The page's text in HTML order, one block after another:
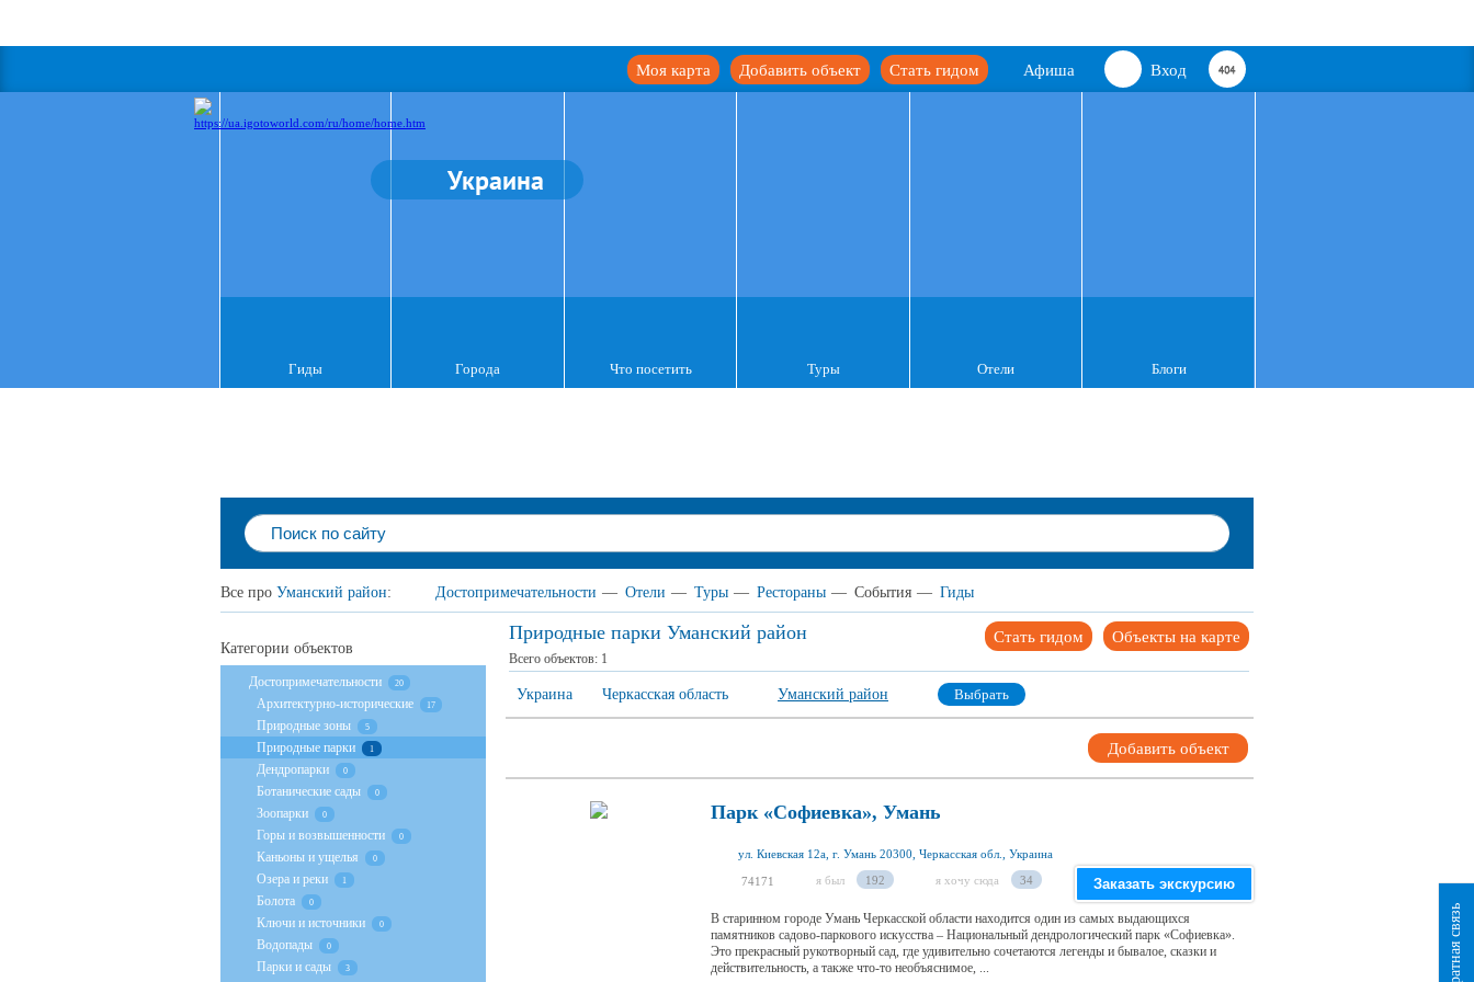
Вход
Афиша
Стать гидом
Добавить объект
Моя карта
Украина
Гиды Города Что посетить Туры Отели Блоги
Все про Уманский район: Достопримечательности — Отели — Туры — Рестораны — События — Гиды
Природные парки Уманский район Объекты на карте
Стать гидом
Всего объектов: 1
Украина Черкасская область Уманский район Выбрать
Добавить объект
Парк «Софиевка», Умань
ул. Киевская 12а, г. Умань 20300, Черкасская обл., Украина
74171 я был 192 я хочу сюда 34 Заказать экскурсию
В старинном городе Умань Черкасской области находится один из самых выдающихся
памятников садово-паркового искусства – Национальный дендрологический парк «Софиевка».
Это прекрасный рукотворный сад, где удивительно сочетаются легенды и бывалое, сказки и
действительность, а также что-то необъяснимое, ...
Категории объектов
Достопримечательности 20
Архитектурно-исторические 17
Природные зоны 5
Природные парки 1
Дендропарки 0
Ботанические сады 0
Зоопарки 0
Горы и возвышенности 0
Каньоны и ущелья 0
Озера и реки 1
Болота 0
Ключи и источники 0
Водопады 0
Парки и сады 3 Обратная связь